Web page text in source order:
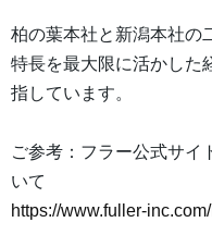
柏の葉本社と新潟本社の
特長を最大限に活かした
指しています。
ご参考：フラー公式サイ
いて
https://www.fuller-